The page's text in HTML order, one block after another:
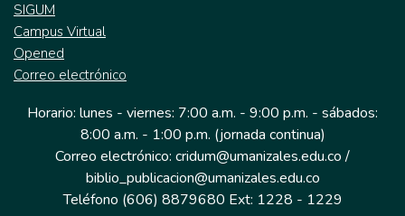
SIGUM
Campus Virtual
Opened
Correo electrónico
Horario: lunes - viernes: 7:00 a.m. - 9:00 p.m. - sábados:
8:00 a.m. - 1:00 p.m. (jornada continua)
Correo electrónico: cridum@umanizales.edu.co /
biblio_publicacion@umanizales.edu.co
Teléfono (606) 8879680 Ext: 1228 - 1229